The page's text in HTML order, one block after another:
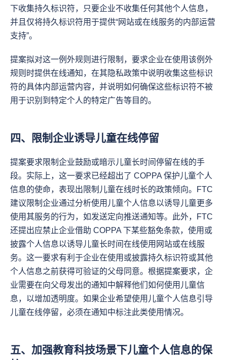
下收集持久标识符，只要企业不收集任何其他个人信息，
并且仅将持久标识符用于提供“网站或在线服务的内部运营
支持”。
提案拟对这一例外规则进行限制，要求企业在使用该例外
规则时提供在线通知，在其隐私政策中说明收集这些标识
符的具体内部运营内容，并说明如何确保这些标识符不被
用于识别到特定个人的特定广告等目的。
四、限制企业诱导儿童在线停留
提案要求限制企业鼓励或暗示儿童长时间停留在线的手
段。实际上，这一要求已经超出了 COPPA 保护儿童个人
信息的使命，表现出限制儿童在线时长的政策倾向。FTC
建议限制企业通过分析使用儿童个人信息以诱导儿童更多
使用其服务的行为，如发送定向推送通知等。此外，FTC
还提出应禁止企业借助 COPPA 下某些豁免条款，使用或
披露个人信息以诱导儿童长时间在线使用网站或在线服
务。这一要求有利于企业在使用或披露持久标识符或其他
个人信息之前获得可验证的父母同意。根据提案要求，企
业需要在向父母发出的通知中解释他们如何使用儿童信
息，以增加透明度。如果企业希望使用儿童个人信息引导
儿童在线停留，必须在通知中标注此类使用情况。
五、加强教育科技场景下儿童个人信息的保